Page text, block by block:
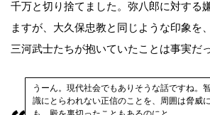
千万と切り捨てました。弥八郎に対する
ますが、大久保忠教と同じような印象を
三河武士たちが抱いていたことは事実だ
うーん。現代社会でもありそうな話ですね。
識にとらわれない正信のことを、周囲は脅威